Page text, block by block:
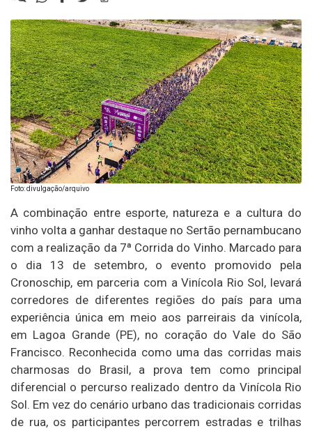
Foto: divulgação/arquivo
A combinação entre esporte, natureza e a cultura do
vinho volta a ganhar destaque no Sertão pernambucano
com a realização da 7ª Corrida do Vinho. Marcado para
o dia 13 de setembro, o evento promovido pela
Cronoschip, em parceria com a Vinícola Rio Sol, levará
corredores de diferentes regiões do país para uma
experiência única em meio aos parreirais da vinícola,
em Lagoa Grande (PE), no coração do Vale do São
Francisco. Reconhecida como uma das corridas mais
charmosas do Brasil, a prova tem como principal
diferencial o percurso realizado dentro da Vinícola Rio
Sol. Em vez do cenário urbano das tradicionais corridas
de rua, os participantes percorrem estradas e trilhas